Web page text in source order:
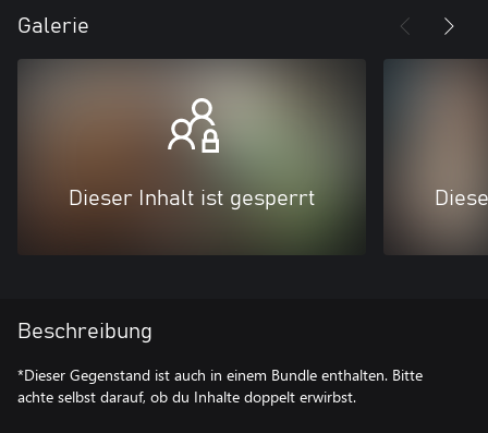
Galerie
Dieser Inhalt ist gesperrt
Beschreibung
*Dieser Gegenstand ist auch in einem Bundle enthalten. Bitte
achte selbst darauf, ob du Inhalte doppelt erwirbst.